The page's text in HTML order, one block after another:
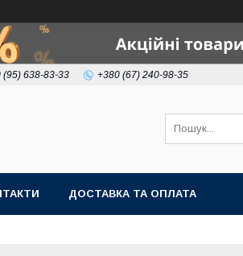
(95) 638-83-33 +380 (67) 240-98-35
ДОСТАВКА ТА ОПЛАТА